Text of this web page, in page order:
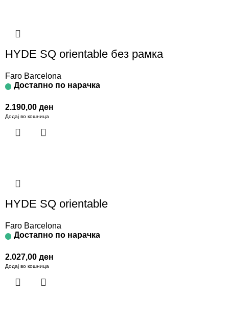
HYDE SQ orientable без рамка
Faro Barcelona
Достапно по нарачка
2.190,00 ден
Додај во кошница
HYDE SQ orientable
Faro Barcelona
Достапно по нарачка
2.027,00 ден
Додај во кошница